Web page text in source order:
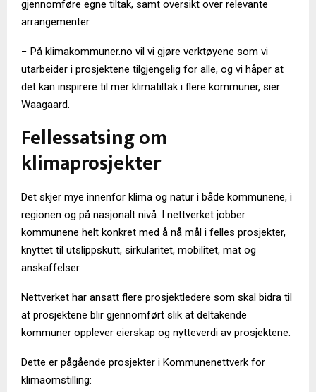
gjennomføre egne tiltak, samt oversikt over relevante
arrangementer.
− På klimakommuner.no vil vi gjøre verktøyene som vi
utarbeider i prosjektene tilgjengelig for alle, og vi håper at
det kan inspirere til mer klimatiltak i flere kommuner, sier
Waagaard.
Fellessatsing om
klimaprosjekter
Det skjer mye innenfor klima og natur i både kommunene, i
regionen og på nasjonalt nivå. I nettverket jobber
kommunene helt konkret med å nå mål i felles prosjekter,
knyttet til utslippskutt, sirkularitet, mobilitet, mat og
anskaffelser.
Nettverket har ansatt flere prosjektledere som skal bidra til
at prosjektene blir gjennomført slik at deltakende
kommuner opplever eierskap og nytteverdi av prosjektene.
Dette er pågående prosjekter i Kommunenettverk for
klimaomstilling: